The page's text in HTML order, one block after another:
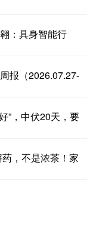
：具身智能行
报（2026.07.27-
”，中伏20天，要
，不是浓茶！家